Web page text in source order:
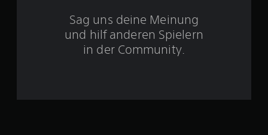
n
Sag uns deine Meinung
und hilf anderen Spielern
in der Community.